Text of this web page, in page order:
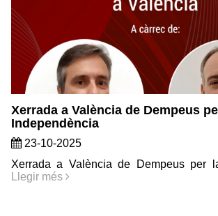
Xerrada a València de Dempeus
Independència
23-10-2025
Xerrada a València de Dempeus per
Llegir més